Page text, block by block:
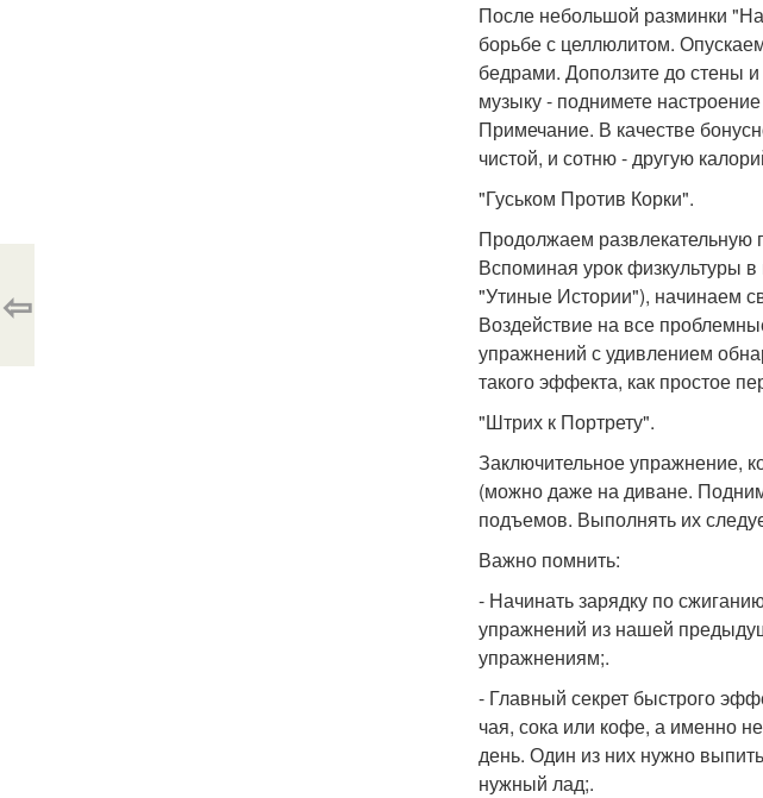
После небольшой разминки
борьбе с целлюлитом.
бедрами. Доползите до стены
музыку - поднимете
Примечание. В качестве
чистой, и сотню - другую
"Гуськом Против Корки".
Продолжаем развлекательную
Вспоминая урок физкультуры
"Утиные Истории"), начинаем
Воздействие на все
упражнений с удивлением
такого эффекта, как простое
"Штрих к Портрету".
Заключительное упражнение,
(можно даже на диване.
подъемов. Выполнять их
Важно помнить:
- Начинать зарядку по
упражнений из нашей
упражнениям;.
- Главный секрет быстрого
чая, сока или кофе, а именно
день. Один из них нужно
нужный лад;.
⇦